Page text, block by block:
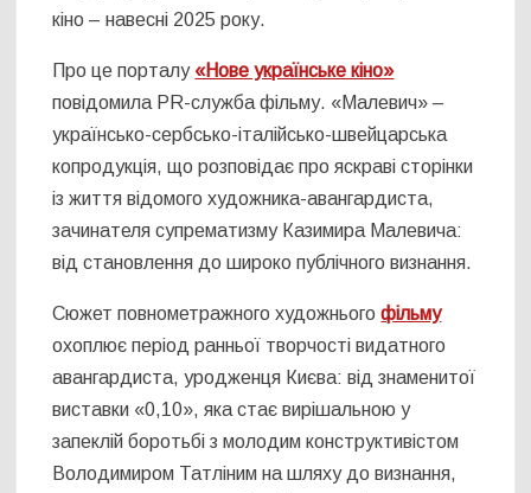
кіно – навесні 2025 року.
Про це порталу «Нове українське кіно»
повідомила PR-служба фільму. «Малевич» –
українсько-сербсько-італійсько-швейцарська
копродукція, що розповідає про яскраві сторінки
із життя відомого художника-авангардиста,
зачинателя супрематизму Казимира Малевича:
від становлення до широко публічного визнання.
Сюжет повнометражного художньогофільму
охоплює період ранньої творчості видатного
авангардиста, уродженця Києва: від знаменитої
виставки «0,10», яка стає вирішальною у
запеклій боротьбі з молодим конструктивістом
Володимиром Татліним на шляху до визнання,